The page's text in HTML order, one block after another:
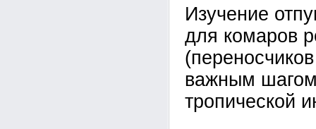
Изучение
для комаров
важным
тропической